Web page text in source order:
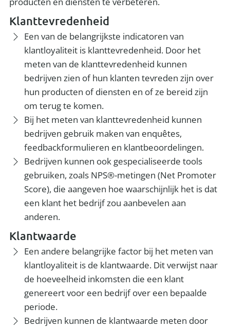
Klanttevredenheid
Een van de belangrijkste indicatoren van
klantloyaliteit is klanttevredenheid. Door het
meten van de klanttevredenheid kunnen
bedrijven zien of hun klanten tevreden zijn over
hun producten of diensten en of ze bereid zijn
om terug te komen.
Bij het meten van klanttevredenheid kunnen
bedrijven gebruik maken van enquêtes,
feedbackformulieren en klantbeoordelingen.
Bedrijven kunnen ook gespecialiseerde tools
gebruiken, zoals NPS®-metingen (Net Promoter
Score), die aangeven hoe waarschijnlijk het is dat
een klant het bedrijf zou aanbevelen aan
anderen.
Klantwaarde
Een andere belangrijke factor bij het meten van
klantloyaliteit is de klantwaarde. Dit verwijst naar
de hoeveelheid inkomsten die een klant
genereert voor een bedrijf over een bepaalde
periode.
Bedrijven kunnen de klantwaarde meten door